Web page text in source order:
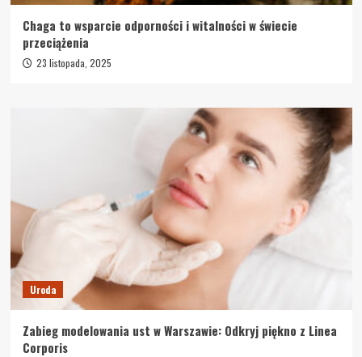
Chaga to wsparcie odporności i witalności w świecie
przeciążenia
23 listopada, 2025
Uroda
Zabieg modelowania ust w Warszawie: Odkryj piękno z Linea
Corporis